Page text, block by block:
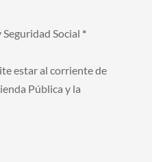
Social *
estar al corriente de
Pública y la